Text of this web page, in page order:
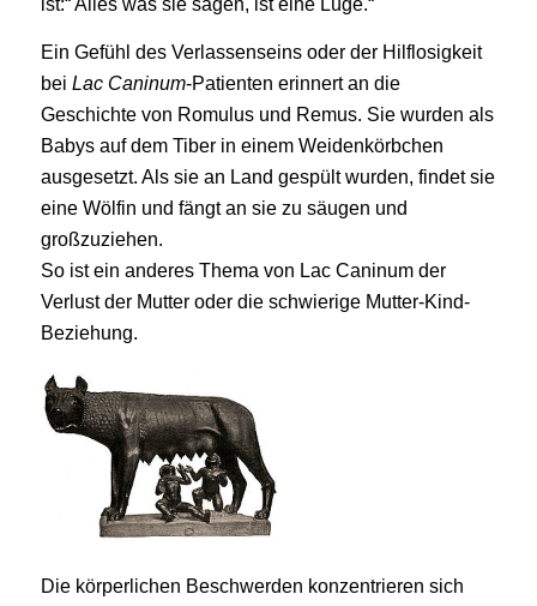
ist:“ Alles was sie sagen, ist eine Lüge.“
Ein Gefühl des Verlassenseins oder der Hilflosigkeit
bei Lac Caninum-Patienten erinnert an die
Geschichte von Romulus und Remus. Sie wurden als
Babys auf dem Tiber in einem Weidenkörbchen
ausgesetzt. Als sie an Land gespült wurden, findet sie
eine Wölfin und fängt an sie zu säugen und
großzuziehen.
So ist ein anderes Thema von Lac Caninum der
Verlust der Mutter oder die schwierige Mutter-Kind-
Beziehung.
Die körperlichen Beschwerden konzentrieren sich